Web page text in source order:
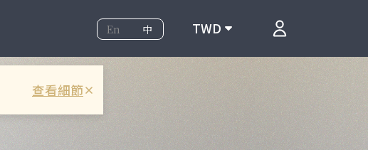
En 中 TWD
查看細節